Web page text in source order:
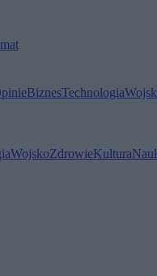
BiznesTechnologia
WojskoZdrowieKultura